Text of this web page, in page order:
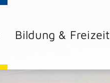
Bildung & Freizeit